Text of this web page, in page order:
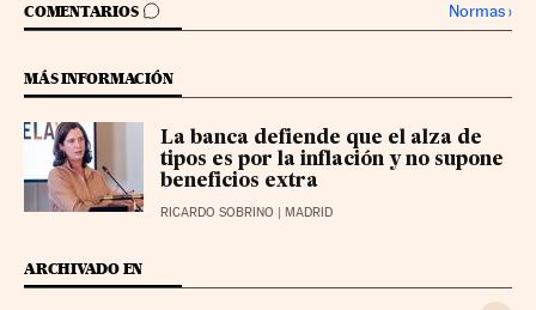
COMENTARIOS
IR A LOS COMENTARIOS Normas›
MÁS INFORMACIÓN
La banca defiende que el alza de
tipos es por la inflación y no supone
beneficios extra
RICARDO SOBRINO | MADRID
ARCHIVADO EN